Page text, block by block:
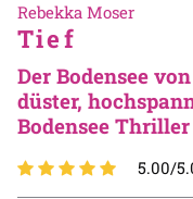
Rebekka Moser
Tief
Der Bodensee
düster,
Bodensee Thriller
5.00/